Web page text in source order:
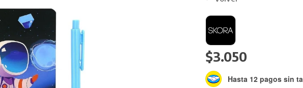
$3.050
Hasta 12 pagos sin